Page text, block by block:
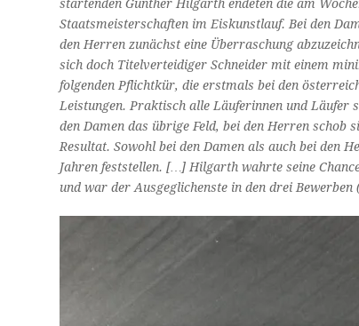
startenden Gunther Hilgarth endeten die am
Staatsmeisterschaften im Eiskunstlauf. Bei den
den Herren zunächst eine Überraschung
sich doch Titelverteidiger Schneider mit einem
folgenden Pflichtkür, die erstmals bei den
Leistungen. Praktisch alle Läuferinnen und Läufer
den Damen das übrige Feld, bei den Herren
Resultat. Sowohl bei den Damen als auch bei den
Jahren feststellen. […] Hilgarth wahrte seine
und war der Ausgeglichenste in den drei